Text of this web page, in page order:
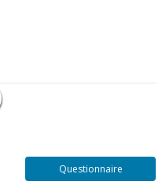
Questionnaire